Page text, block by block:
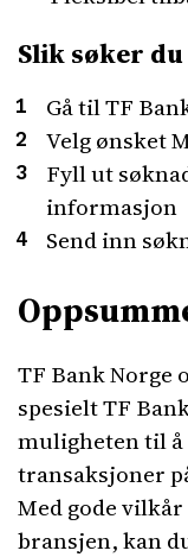
Slik søker
Gå til TF
Velg ønsket
Fyll ut
informasjon
Send inn
TF Bank
spesielt TF
muligheten til
transaksjoner
Med gode
bransjen, kan